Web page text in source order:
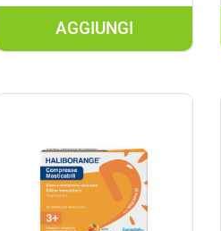
AGGIUNGI
AGGIUNGI
CARRELLO